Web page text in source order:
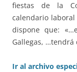
fiestas de la
calendario laboral
dispone que:
Gallegas, …tendrá
Ir al archivo